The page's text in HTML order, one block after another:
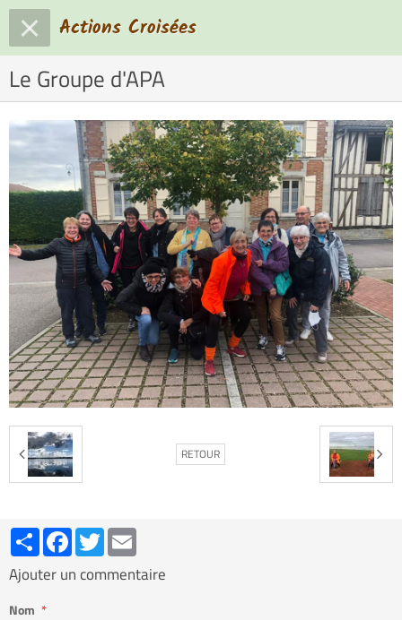
Actions Croisées
Le Groupe d'APA
RETOUR
PartagerFacebookTwitter
Ajouter un commentaire
Nom